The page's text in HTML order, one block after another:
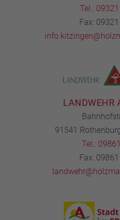
Tel.:
Fax:
LANDWEHR
91541
Tel.:
Fax: